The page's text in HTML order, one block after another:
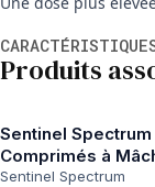
Produits
Sentinel
Comprimés à
Sentinel Spectrum